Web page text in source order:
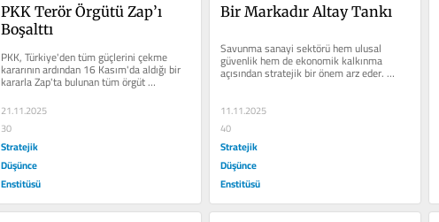
PKK Terör Örgütü Zap’ı
Boşalttı
PKK, Türkiye'den tüm güçlerini çekme
kararının ardından 16 Kasım'da aldığı bir
kararla Zap'ta bulunan tüm örgüt
mensuplarını da bu...
21.11.2025
30
Stratejik
Düşünce
Enstitüsü
Bir Markadır Altay Tankı
Savunma sanayi sektörü hem ulusal
güvenlik hem de ekonomik kalkınma
açısından stratejik bir önem arz eder.
Savunma sanayi alanında üretim...
11.11.2025
40
Stratejik
Düşünce
Enstitüsü